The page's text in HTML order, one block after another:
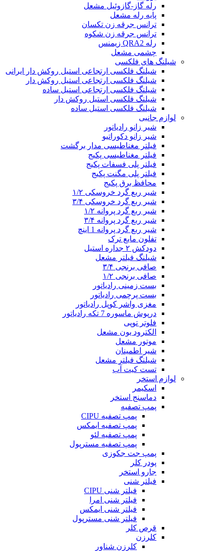
رله گاز-گازوئیل مشعل
پایه رله مشعل
ترانس جرقه زن تکسان
ترانس جرقه زن شکوه
رله QRA2 زیمنس
چشمی مشعل
شیلنگ های فلکسی
شیلنگ فلکسی ارتجاعی استیل روکش دار ایرانی
شیلنگ فلکسی ارتجاعی استیل روکش دار
شیلنگ فلکسی ارتجاعی استیل ساده
شیلنگ فلکسی استیل روکش دار
شیلنگ فلکسی استیل ساده
لوازم جانبی
شیر زانو رادیاتور
شیر زانو دکوراتیو
فیلتر مغناطیسی مدار برگشت
فیلتر مغناطیسی پکیج
فیلتر پلی فسفات پکیج
فیلتر پلی مگنت پکیج
محافظ برق پکیج
شیر ربع گرد خروسکی ۱/۲
شیر ربع گرد خروسکی ۳/۴
شیر ربع گرد پروانه ۱/۲
شیر ربع گرد پروانه ۳/۴
شیر ربع گرد پروانه 1 اینچ
تفلون مایع ترک
دودکش ۲ جداره استیل
شیلنگ فیلتر مشعل
صافی برنجی ۳/۴
صافی برنجی ۱/۲
بست زمینی رادیاتور
بست پرچمی رادیاتور
مغزی واشر کوپل رادیاتور
درپوش ماسوره 7 تکه رادیاتور
فلوتر توپی
الکترود یون مشعل
موتور مشعل
شیر اطمینان
شیلنگ فیلتر مشعل
تست کیت آب
لوازم استخر
اسکیمر
دماسنج استخر
پمپ تصفیه
پمپ تصفیه CIPU
پمپ تصفیه ایمکس
پمپ تصفیه لئو
پمپ تصفیه مسترپول
پمپ جت جکوزی
پودر کلر
جارو استخر
فیلتر شنی
فیلتر شنی CIPU
فیلتر شنی امرا
فیلتر شنی ایمکس
فیلتر شنی مسترپول
قرص کلر
کلرزن
کلرزن شناور